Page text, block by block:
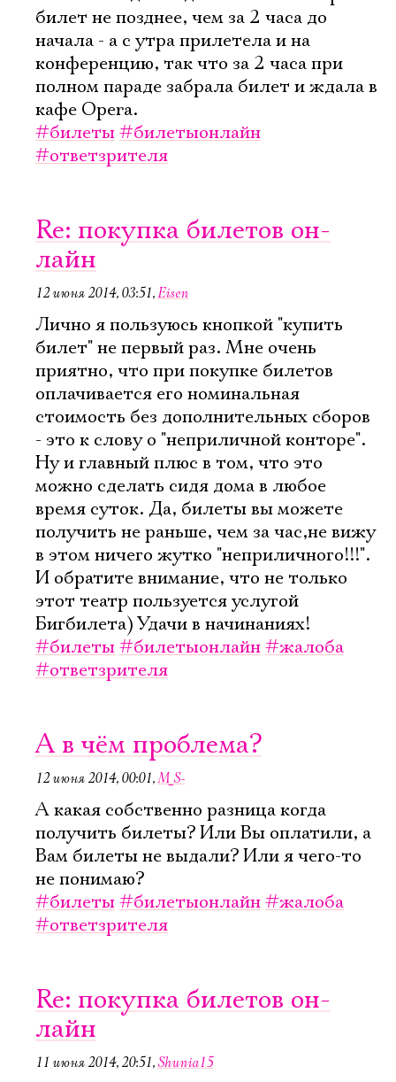
билет не позднее, чем за 2 часа до
начала - а с утра прилетела и на
конференцию, так что за 2 часа при
полном параде забрала билет и ждала в
кафе Opera.
#билеты#билетыонлайн
#ответзрителя
Re: покупка билетов он-
лайн
12 июня 2014, 03:51,Eisen
Лично я пользуюсь кнопкой "купить
билет" не первый раз. Мне очень
приятно, что при покупке билетов
оплачивается его номинальная
стоимость без дополнительных сборов
- это к слову о "неприличной конторе".
Ну и главный плюс в том, что это
можно сделать сидя дома в любое
время суток. Да, билеты вы можете
получить не раньше, чем за час,не вижу
в этом ничего жутко "неприличного!!!".
И обратите внимание, что не только
этот театр пользуется услугой
Бигбилета) Удачи в начинаниях!
#билеты#билетыонлайн#жалоба
#ответзрителя
А в чём проблема?
12 июня 2014, 00:01,M_S-
А какая собственно разница когда
получить билеты? Или Вы оплатили, а
Вам билеты не выдали? Или я чего-то
не понимаю?
#билеты#билетыонлайн#жалоба
#ответзрителя
Re: покупка билетов он-
лайн
11 июня 2014, 20:51,Shunia15
Электропочта